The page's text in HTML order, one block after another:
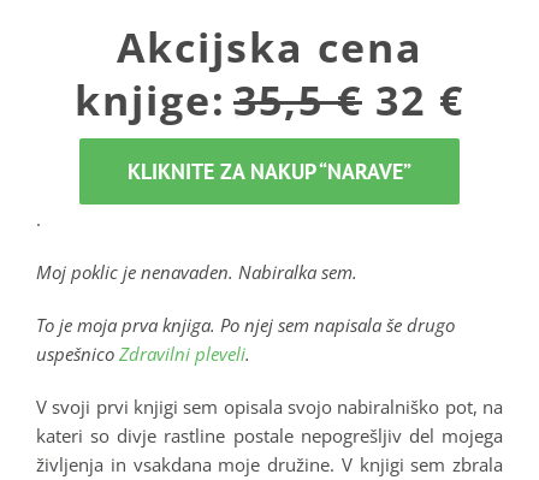
Akcijska cena
knjige: 35,5€ 32 €
KLIKNITE ZA NAKUP “NARAVE”
.
Moj poklic je nenavaden. Nabiralka sem.
To je moja prva knjiga. Po njej sem napisala še drugo
uspešnico Zdravilni pleveli.
V svoji prvi knjigi sem opisala svojo nabiralniško pot, na
kateri so divje rastline postale nepogrešljiv del mojega
življenja in vsakdana moje družine. V knjigi sem zbrala